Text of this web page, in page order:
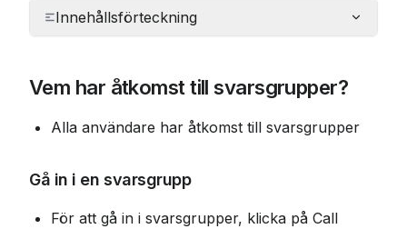
Innehållsförteckning
Vem har åtkomst till svarsgrupper?
Alla användare har åtkomst till svarsgrupper
Gå in i en svarsgrupp
För att gå in i svarsgrupper, klicka på Call